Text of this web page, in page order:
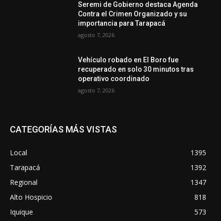
Seremi de Gobierno destaca Agenda
Contra el Crimen Organizado y su
importancia para Tarapacá
agosto 7, 2026
Vehículo robado en El Boro fue
recuperado en solo 30 minutos tras
operativo coordinado
agosto 7, 2026
CATEGORÍAS MÁS VISTAS
Local
1395
Tarapacá
1392
Regional
1347
Alto Hospicio
818
Iquique
573